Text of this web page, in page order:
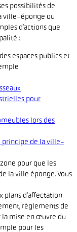
possibilités de
ville-éponge ou
d’actions que
:
espaces publics et
pour
lors des
principe de la ville-
pour que les
la ville éponge. Vous
plans d’affectation
règlements de
mise en œuvre du
pour les